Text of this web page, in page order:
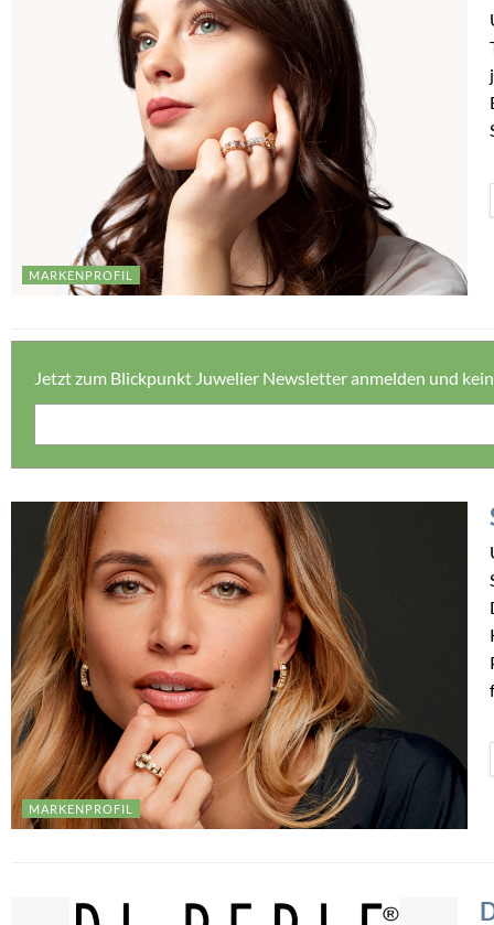
MARKENPROFIL
Jetzt zum Blickpunkt Juwelier Newsletter anmelden und
MARKENPROFIL